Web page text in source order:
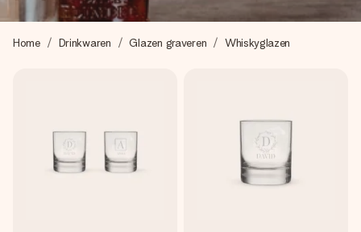
Home Drinkwaren Glazen graveren Whiskyglazen